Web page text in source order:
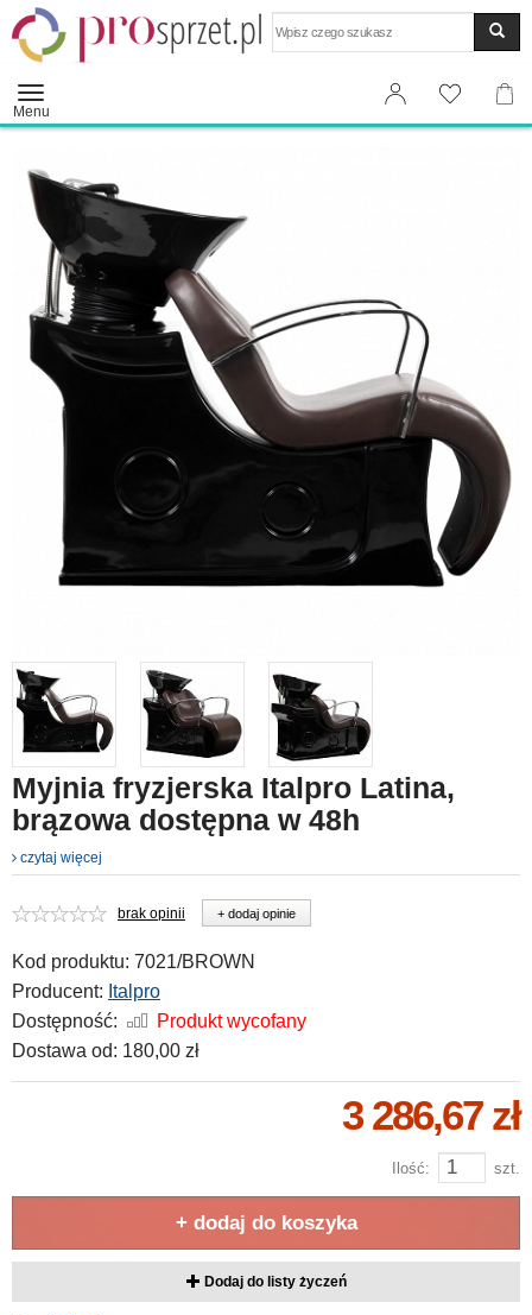
Menu
Myjnia fryzjerska Italpro Latina,
brązowa dostępna w 48h
czytaj więcej
brak opinii + dodaj opinie
Kod produktu: 7021/BROWN
Producent: Italpro
Dostępność:
Produkt wycofany
Dostawa od: 180,00 zł
3 286,67 zł
Ilość: szt.
+ dodaj do koszyka
Dodaj do listy życzeń